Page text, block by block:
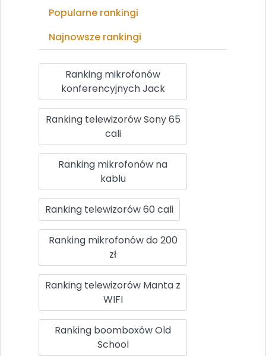
Popularne rankingi
Najnowsze rankingi
Ranking mikrofonów
konferencyjnych Jack
Ranking telewizorów Sony 65
cali
Ranking mikrofonów na
kablu
Ranking telewizorów 60 cali
Ranking mikrofonów do 200
zł
Ranking telewizorów Manta z
WIFI
Ranking boomboxów Old
School